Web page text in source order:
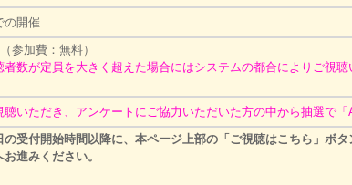
の開催
参加費：無料）
数が定員を大きく超えた場合にはシステムの都合によりご視
聴いただき、アンケートにご協力いただいた方の中から抽選で
の受付開始時間以降に、本ページ上部の「ご視聴はこちら」ボタ
進みください。